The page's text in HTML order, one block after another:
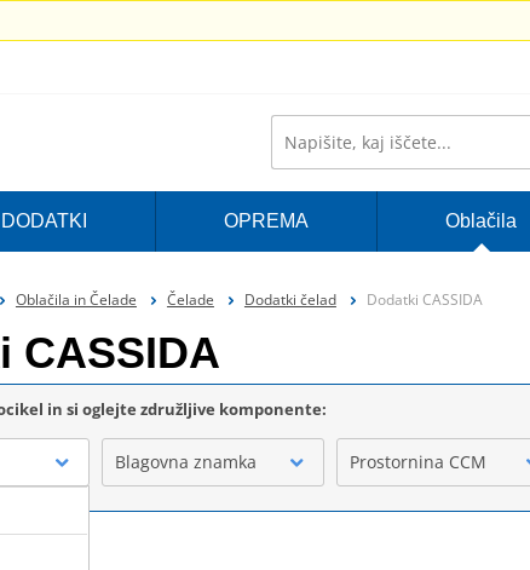
DODATKI OPREMA Oblačila
Oblačila in Čelade Čelade Dodatki čelad Dodatki CASSIDA
CASSIDA
in si oglejte združljive komponente:
Blagovna znamka Prostornina CCM